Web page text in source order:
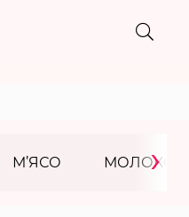
М’ЯСО МОЛОКО
›